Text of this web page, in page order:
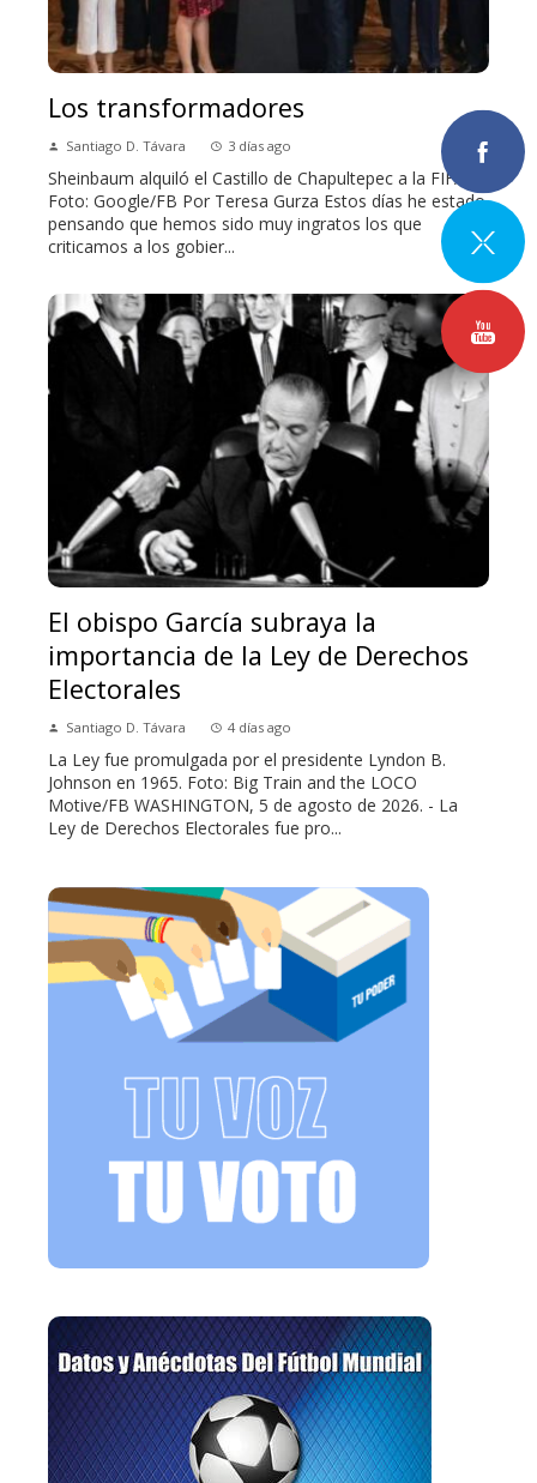
Los transformadores
Santiago D. Távara 3 días ago
Sheinbaum alquiló el Castillo de Chapultepec a la FIFA.
Foto: Google/FB Por Teresa Gurza Estos días he estado
pensando que hemos sido muy ingratos los que
criticamos a los gobier...
El obispo García subraya la
importancia de la Ley de Derechos
Electorales
Santiago D. Távara 4 días ago
La Ley fue promulgada por el presidente Lyndon B.
Johnson en 1965. Foto: Big Train and the LOCO
Motive/FB WASHINGTON, 5 de agosto de 2026. - La
Ley de Derechos Electorales fue pro...